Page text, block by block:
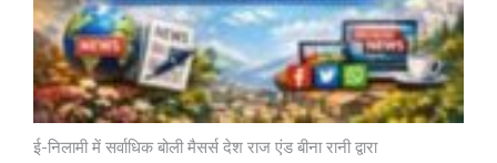
ई-निलामी में सर्वाधिक बोली मैसर्स देश राज एंड बीना रानी द्वारा